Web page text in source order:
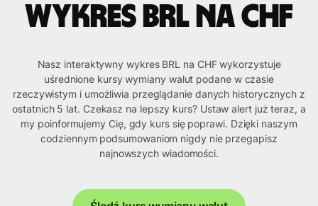
Wykres BRL na CHF
Nasz interaktywny wykres BRL na CHF wykorzystuje
uśrednione kursy wymiany walut podane w czasie
rzeczywistym i umożliwia przeglądanie danych historycznych z
ostatnich 5 lat. Czekasz na lepszy kurs? Ustaw alert już teraz, a
my poinformujemy Cię, gdy kurs się poprawi. Dzięki naszym
codziennym podsumowaniom nigdy nie przegapisz
najnowszych wiadomości.